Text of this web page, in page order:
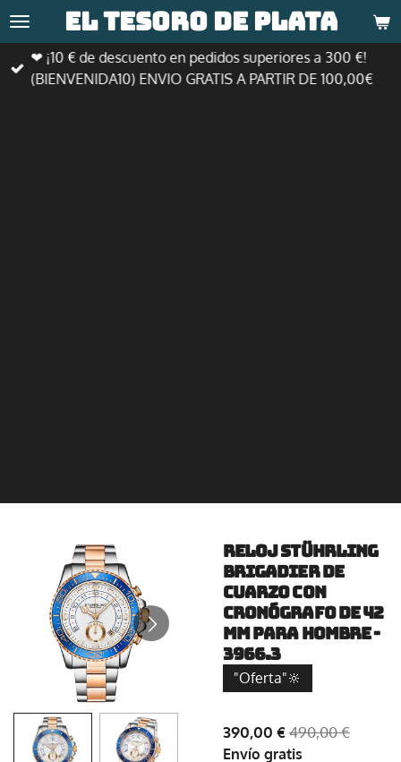
Ir
al
contenido
principal
El tesoro de plata
❤ ¡10 € de descuento en pedidos superiores a 300 €!
(BIENVENIDA10) ENVIO GRATIS A PARTIR DE 100,00€
Reloj Stührling
Brigadier de
cuarzo con
cronógrafo de 42
mm para hombre -
3966.3
"Oferta"🔆
390,00 €490,00 €
Envío gratis